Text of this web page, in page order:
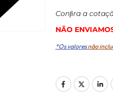
Conﬁra a
NÃO
*Os valoresnão